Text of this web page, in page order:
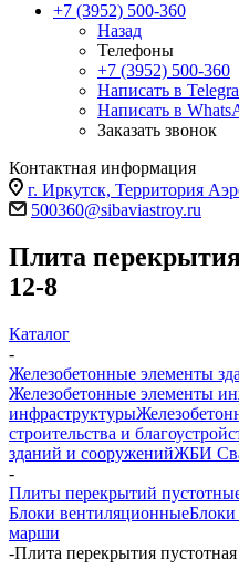
+7 (3952) 500-360
Назад
Телефоны
+7 (3952) 500-360
Написать в
Написать в
Заказать звонок
Контактная информация
г. Иркутск, Территория
500360@sibaviastroy.ru
Плита
12-8
Каталог
-
Железобетонные элементы
Железобетонные элементы
инфраструктуры
строительства и
зданий и сооруженийЖБИ
-
Плиты перекрытий
Блоки вентиляционныеБлоки
марши
-Плита перекрытия